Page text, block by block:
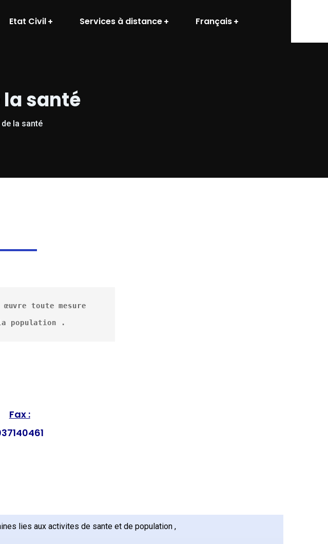
Etat Civil Services à distance Français
santé
la santé
toute mesure
population .
Fax :
lies aux activites de sante et de population ,